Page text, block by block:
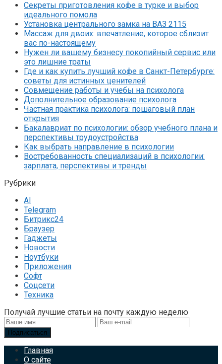
Секреты приготовления кофе в турке и выбор
идеального помола
Установка центрального замка на ВАЗ 2115
Массаж для двоих: впечатление, которое сблизит
вас по-настоящему
Нужен ли вашему бизнесу покопийный сервис или
это лишние траты
Где и как купить лучший кофе в Санкт-Петербурге:
советы для истинных ценителей
Совмещение работы и учебы на психолога
Дополнительное образование психолога
Частная практика психолога: пошаговый план
открытия
Бакалавриат по психологии: обзор учебного плана и
перспективы трудоустройства
Как выбрать направление в психологии
Востребованность специализаций в психологии:
зарплата, перспективы и тренды
Рубрики
AI
Telegram
Битрикс24
Браузер
Гаджеты
Новости
Ноутбуки
Приложения
Софт
Соцсети
Техника
Получай лучшие статьи на почту каждую неделю
Подписаться
Главная
О сайте